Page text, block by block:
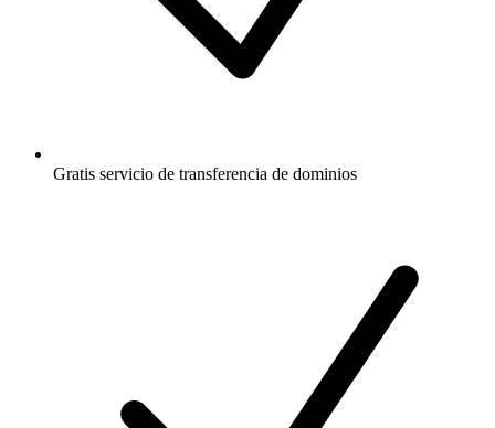
Gratis servicio de transferencia de dominios